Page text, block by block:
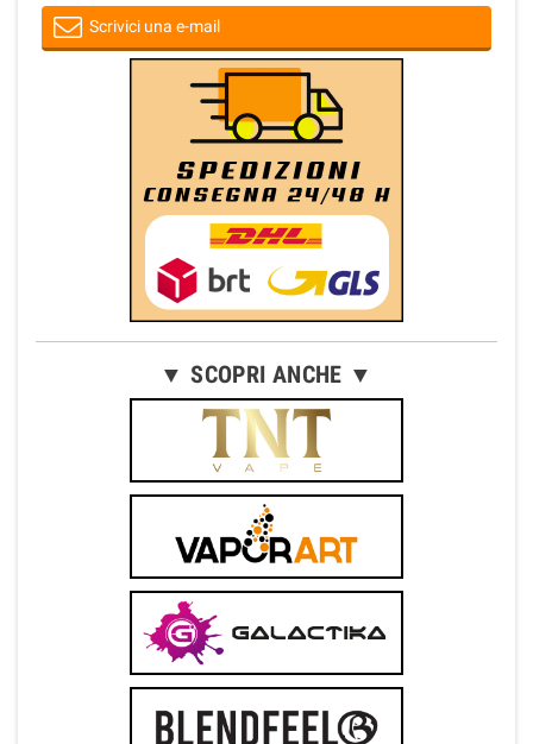
Scrivici una e-mail
▼ SCOPRI ANCHE ▼